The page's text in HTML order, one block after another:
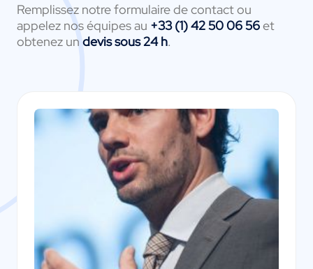
Remplissez notre formulaire de contact ou
appelez nos équipes au +33 (1) 42 50 06 56et
obtenez undevis sous 24 h.